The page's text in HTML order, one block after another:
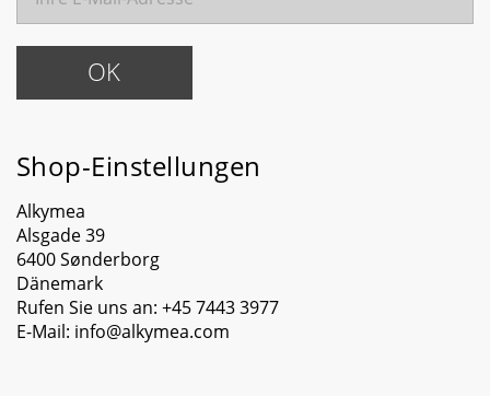
Shop-Einstellungen
Alkymea
Alsgade 39
6400 Sønderborg
Dänemark
Rufen Sie uns an: +45 7443 3977
E-Mail: info@alkymea.com